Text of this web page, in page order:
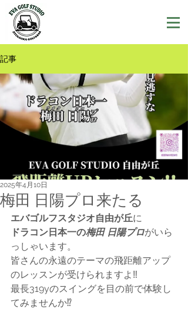
記事
梅田 日陽プロ来たる
2025年4月10日
エバゴルフスタジオ自由が丘に
ドラコン日本一の梅田 日陽プロがいら
っしゃいます。
皆さんの永遠のテーマの飛距離アップ
のレッスンが受けられますよ‼️
最長319yのスイングを目の前で体験し
てみませんか⁉️